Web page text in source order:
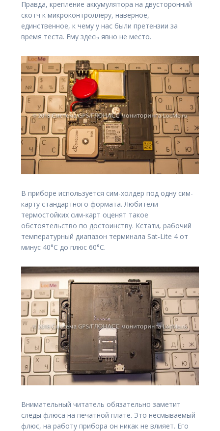
Правда, крепление аккумулятора на двусторонний
скотч к микроконтроллеру, наверное,
единственное, к чему у нас были претензии за
время теста. Ему здесь явно не место.
В приборе используется сим-холдер под одну сим-
карту стандартного формата. Любители
термостойких сим-карт оценят такое
обстоятельство по достоинству. Кстати, рабочий
температурный диапазон терминала Sat-Lite 4 от
минус 40°С до плюс 60°С.
Внимательный читатель обязательно заметит
следы флюса на печатной плате. Это несмываемый
флюс, на работу прибора он никак не влияет. Его